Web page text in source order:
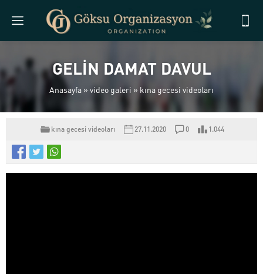
GELİN DAMAT DAVUL
Anasayfa » video galeri » kına gecesi videoları
kına gecesi videoları 27.11.2020 0 1.044